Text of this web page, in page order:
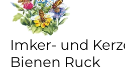
Imker- und
Bienen Ruck